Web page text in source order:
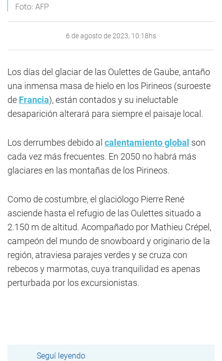
Foto: AFP
6 de agosto de 2023, 10:18hs
Los días del glaciar de las Oulettes de Gaube, antaño
una inmensa masa de hielo en los Pirineos (suroeste
de Francia), están contados y su ineluctable
desaparición alterará para siempre el paisaje local.
Los derrumbes debido al calentamiento global son
cada vez más frecuentes. En 2050 no habrá más
glaciares en las montañas de los Pirineos.
Como de costumbre, el glaciólogo Pierre René
asciende hasta el refugio de las Oulettes situado a
2.150 m de altitud. Acompañado por Mathieu Crépel,
campeón del mundo de snowboard y originario de la
región, atraviesa parajes verdes y se cruza con
rebecos y marmotas, cuya tranquilidad es apenas
perturbada por los excursionistas.
Seguí leyendo